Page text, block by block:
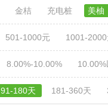
金桔 充电桩 美柚
501-1000元 1001-
8.00%-10.00%
91-180天 181-360天